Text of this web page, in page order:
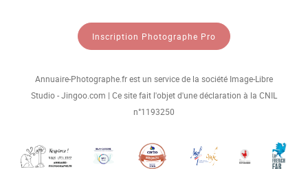
Inscription Photographe Pro
Annuaire-Photographe.fr est un service de la société Image-Libre
Studio - Jingoo.com | Ce site fait l'objet d'une déclaration à la CNIL
n°1193250